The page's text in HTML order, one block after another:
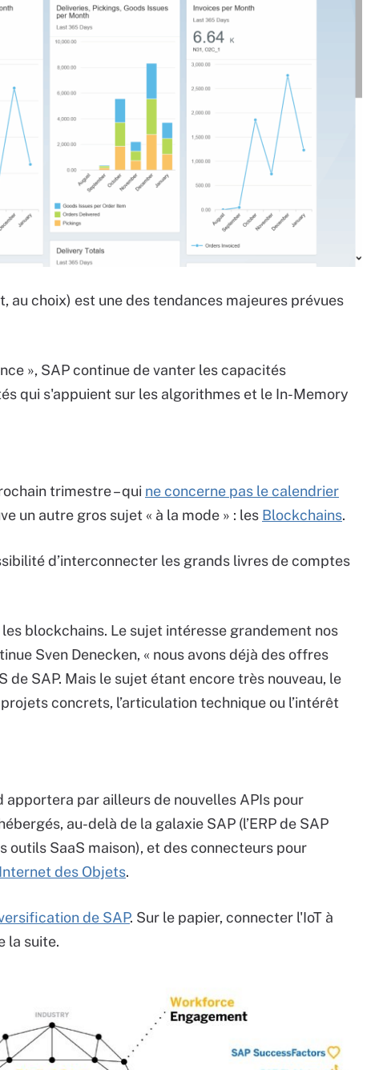
au choix) est une des tendances majeures prévues
», SAP continue de vanter les capacités
qui s'appuient sur les algorithmes et le In-Memory
trimestre – qui ne concerne pas le calendrier
un autre gros sujet « à la mode » : les Blockchains.
d’interconnecter les grands livres de comptes
blockchains. Le sujet intéresse grandement nos
Sven Denecken, « nous avons déjà des offres
de SAP. Mais le sujet étant encore très nouveau, le
concrets, l’articulation technique ou l’intérêt
par ailleurs de nouvelles APIs pour
au-delà de la galaxie SAP (l’ERP de SAP
outils SaaS maison), et des connecteurs pour
des Objets.
de SAP. Sur le papier, connecter l'IoT à
la suite.